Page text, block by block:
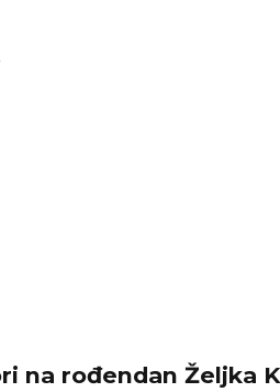
na rođendan Željka